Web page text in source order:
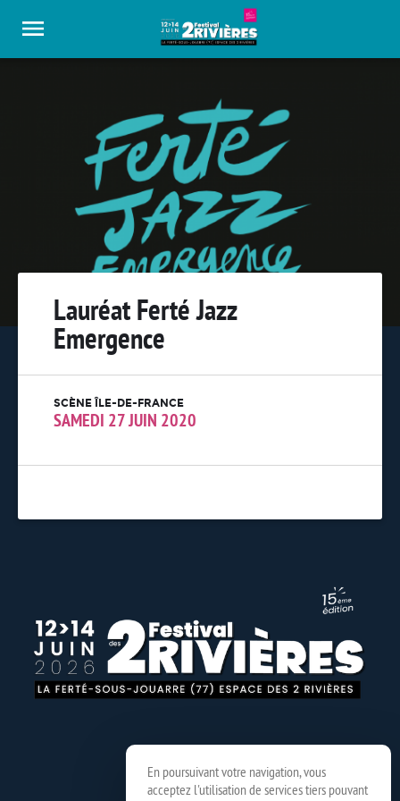
Lauréat Ferté Jazz
Emergence
SCÈNE ÎLE-DE-FRANCE
SAMEDI 27 JUIN 2020
En poursuivant votre navigation, vous
acceptez l'utilisation de services tiers pouvant